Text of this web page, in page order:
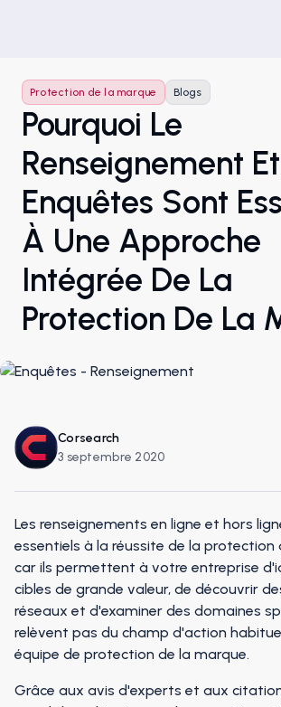
Protection de la marque Blogs
Pourquoi Le
Renseignement
Enquêtes Sont
À Une Approche
Intégrée De La
Protection De La
Corsearch
3 septembre 2020
Les renseignements en ligne et hors
essentiels à la réussite de la protection
car ils permettent à votre entreprise
cibles de grande valeur, de découvrir
réseaux et d'examiner des domaines
relèvent pas du champ d'action
équipe de protection de la marque.
Grâce aux avis d'experts et aux